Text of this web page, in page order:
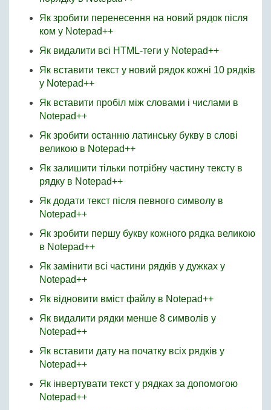
Як зробити перенесення на новий рядок після
ком у Notepad++
Як видалити всі HTML-теги у Notepad++
Як вставити текст у новий рядок кожні 10 рядків
у Notepad++
Як вставити пробіл між словами і числами в
Notepad++
Як зробити останню латинську букву в слові
великою в Notepad++
Як залишити тільки потрібну частину тексту в
рядку в Notepad++
Як додати текст після певного символу в
Notepad++
Як зробити першу букву кожного рядка великою
в Notepad++
Як замінити всі частини рядків у дужках у
Notepad++
Як відновити вміст файлу в Notepad++
Як видалити рядки менше 8 символів у
Notepad++
Як вставити дату на початку всіх рядків у
Notepad++
Як інвертувати текст у рядках за допомогою
Notepad++